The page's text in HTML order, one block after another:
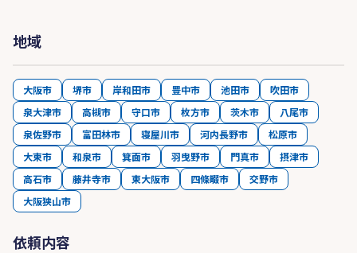
地域
大阪市 堺市 岸和田市 豊中市 池田市
吹田市
泉大津市
高槻市 守口市 枚方市 茨木市
八尾市
泉佐野市
富田林市 寝屋川市 河内長野市
松原市
大東市
和泉市 箕面市 羽曳野市 門真市
摂津市
高石市
藤井寺市 東大阪市 四條畷市
交野市
大阪狭山市
依頼内容